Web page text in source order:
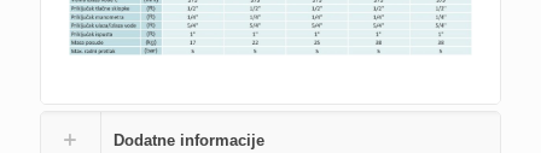
Dodatne informacije